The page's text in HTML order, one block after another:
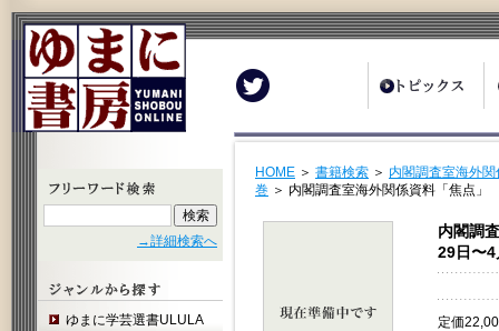
→詳細検索へ
ゆまに学芸選書ULULA
HOME ＞ 書籍検索 ＞ 内閣調査室海外
巻 ＞ 内閣調査室海外関係資料「焦点
内閣調
29日〜
定価